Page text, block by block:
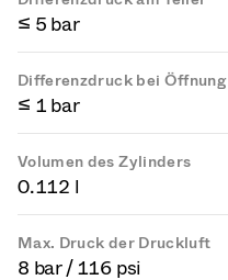
≤ 5 bar
Differenzdruck bei Öffnung
≤ 1 bar
Volumen des Zylinders
0.112 l
Max. Druck der Druckluft
8 bar / 116 psi